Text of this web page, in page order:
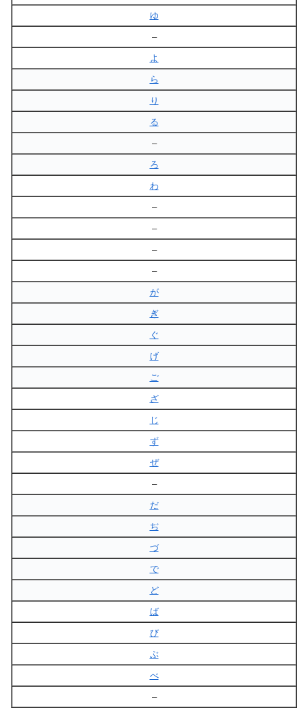
ゆ
–
よ
ら
り
る
–
ろ
わ
–
–
–
–
が
ぎ
ぐ
げ
ご
ざ
じ
ず
ぜ
–
だ
ぢ
づ
で
ど
ば
び
ぶ
べ
–